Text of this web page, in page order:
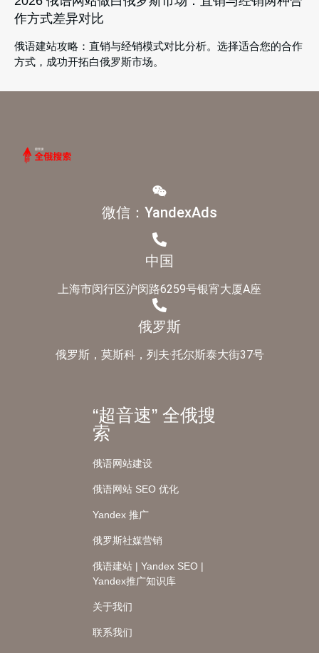
作方式差异对比
俄语建站攻略：直销与经销模式对比分析。选择适合您的合作
方式，成功开拓白俄罗斯市场。
微信：YandexAds
中国
上海市闵行区沪闵路6259号银宵大厦A座
俄罗斯
俄罗斯，莫斯科，列夫·托尔斯泰大街37号
“超音速” 全俄搜
索
俄语网站建设
俄语网站 SEO 优化
Yandex 推广
俄罗斯社媒营销
俄语建站 | Yandex SEO |
Yandex推广知识库
关于我们
联系我们